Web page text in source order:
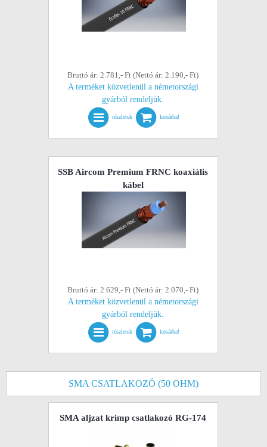
Bruttó ár: 2.781,- Ft (Nettó ár: 2.190,- Ft)
A terméket közvetlenül a németországi
gyárból rendeljük.
részletek kosárba!
SSB Aircom Premium FRNC koaxiális
kábel
Bruttó ár: 2.629,- Ft (Nettó ár: 2.070,- Ft)
A terméket közvetlenül a németországi
gyárból rendeljük.
részletek kosárba!
SMA CSATLAKOZÓ (50 OHM)
SMA aljzat krimp csatlakozó RG-174